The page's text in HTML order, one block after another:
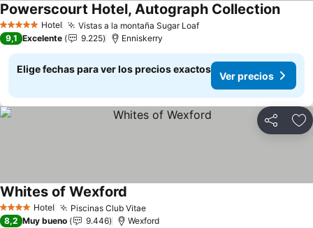
5 Estrellas Hotel Vistas a la montaña Sugar LoafVer precios
Powerscourt Hotel, Autograph CollectionVer
9,1 Excelente 9.225 Enniskerry
Elige fechas para ver los precios exactos
Ver precios
Compartir
4 EstrellasHotel Piscinas Club VitaeVer precios
Whites of Wexford
8,2 Muy bueno 9.446 Wexford